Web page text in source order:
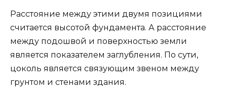
Расстояние между этими двумя позициями
считается высотой фундамента. А расстояние
между подошвой и поверхностью земли
является показателем заглубления. По сути,
цоколь является связующим звеном между
грунтом и стенами здания.